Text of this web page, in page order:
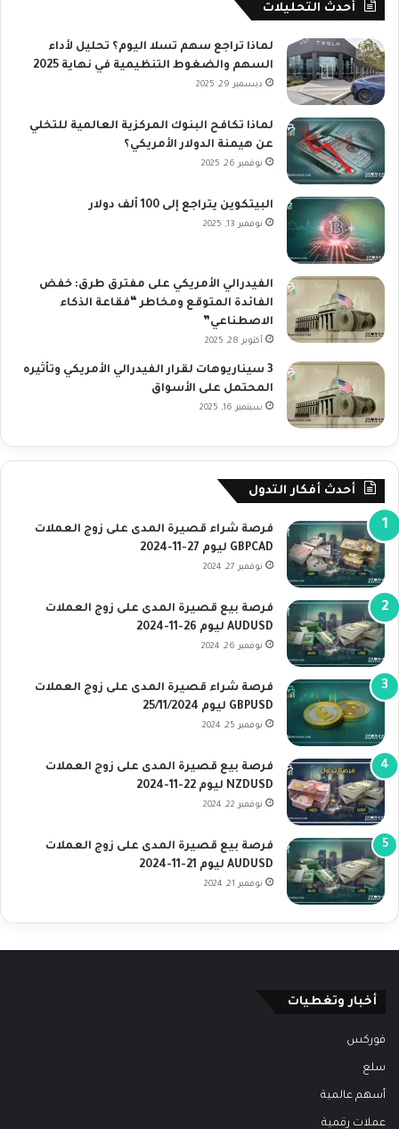
أحدث التحليلات
لماذا تراجع سهم تسلا اليوم؟ تحليل لأداء
السهم والضغوط التنظيمية في نهاية 2025
ديسمبر 29, 2025
لماذا تكافح البنوك المركزية العالمية للتخلي
عن هيمنة الدولار الأمريكي؟
نوفمبر 26, 2025
البيتكوين يتراجع إلى 100 ألف دولار
نوفمبر 13, 2025
الفيدرالي الأمريكي على مفترق طرق: خفض
الفائدة المتوقع ومخاطر “فقاعة الذكاء
الاصطناعي”
أكتوبر 28, 2025
3 سيناريوهات لقرار الفيدرالي الأمريكي وتأثيره
المحتمل على الأسواق
سبتمبر 16, 2025
أحدث أفكار التدول
فرصة شراء قصيرة المدى على زوج العملات
GBPCAD ليوم 27-11-2024
نوفمبر 27, 2024
فرصة بيع قصيرة المدى على زوج العملات
AUDUSD ليوم 26-11-2024
نوفمبر 26, 2024
فرصة شراء قصيرة المدى على زوج العملات
GBPUSD ليوم 25/11/2024
نوفمبر 25, 2024
فرصة بيع قصيرة المدى على زوج العملات
NZDUSD ليوم 22-11-2024
نوفمبر 22, 2024
فرصة بيع قصيرة المدى على زوج العملات
AUDUSD ليوم 21-11-2024
نوفمبر 21, 2024
أخبار وتغطيات
فوركس
سلع
أسهم عالمية
عملات رقمية